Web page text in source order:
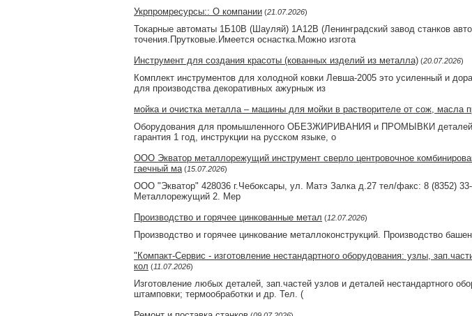
Укрпромресурсы:: О компании (21.07.2026)
Токарные автоматы 1Б10В (Шауляй) 1А12В (Ленинградский завод станков
точения.Прутковые.Имеется оснастка.Можно изгота
Инструмент для создания красоты (кованных изделий из металла) (20.07.2026)
Комплект инструментов для холодной ковки Левша-2005 это усиленный и
для производства декоративных ажурныж из
мойка и очистка металла – машины для мойки в растворителе от сож, масла
Оборудования для промышленного ОБЕЗЖИРИВАНИЯ и ПРОМЫВКИ деталей
гарантия 1 год, инструкции на русском языке, о
ООО Экватор металлорежущий инструмент сверло центровочное
гаечный ма (15.07.2026)
ООО "Экватор" 428036 г.Чебоксары, ул. Матэ Залка д.27 тел/факс: 8 (8352)
Металлорежущий 2. Мер
Производство и горячее цинкованные метал (12.07.2026)
Производство и горячее цинкование металлоконструкций. Производство
"Компакт-Сервис - изготовление нестандартного оборудования: узлы,
кол (11.07.2026)
Изготовление любых деталей, зап.частей узлов и деталей нестандартного
штамповки; термообработки и др. Тел. (